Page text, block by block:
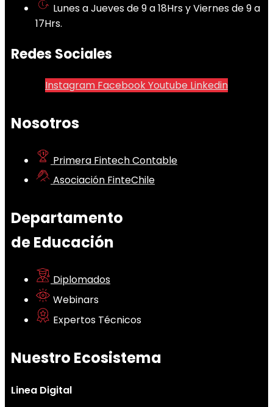
Lunes a Jueves de 9 a 18Hrs y Viernes de 9 a
17Hrs.
Redes Sociales
Instagram FacebookYoutube Linkedin
Nosotros
Primera Fintech Contable
Asociación FinteChile
Departamento
de Educación
Diplomados
Webinars
Expertos Técnicos
Nuestro Ecosistema
Linea Digital